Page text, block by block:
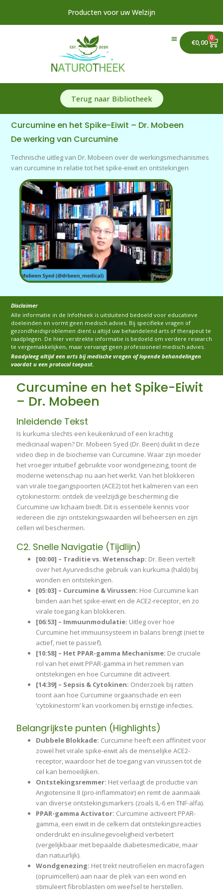
Producten voor uw Welzijn
€0,00
0
Terug naar Bibliotheek
Curcumine en het Spike-Eiwit – Dr. Mobeen
De werking van Curcumine
Technische uitleg van Dr. Mobeen over de werkingsmechanismes
van curcumine in relatie tot het spike-eiwit en ontstekingen
Disclaimer
Alle informatie in de Infotheek is uitsluitend bedoeld voor educatieve
doeleinden en vormt geen medisch advies. Bij specifieke vragen of
gezondheidsproblemen dient u altijd uw behandelend arts of therapeut te
raadplegen. De hier verstrekte informatie is bedoeld om verdere research
te vergemakkelijken, maar vervangt geen professioneel medisch advies.
Raadpleeg altijd een arts bij medische vragen of lopende behandelingen
voordat u een protocol toepast.
Curcumine en het Spike-Eiwit
– Dr. Mobeen
Inleidende Tekst
Is kurkuma slechts een keukenkruid of een krachtig
medicinaal wapen? Dr. Mobeen Syed (Dr. Been) duikt in deze
video diep in de biochemie van Curcumine. Waar zijn moeder
het vroeger intuïtief gebruikte voor wondgenezing, toont de
moderne wetenschap nu aan het werkt. Van het blokkeren
van virale toegangspoorten (ACE2) tot het kalmeren van een
cytokinestorm: ontdek de veelzijdige bescherming die
Curcumine uw lichaam biedt. Dit is essentiële kennis voor
iedereen die zijn ontstekingswaarden wil beheersen en zijn
cellen wil beschermen.
C2. Snelle Navigatie (Tijdlijn)
[00:00] – Traditie vs. Wetenschap: Dr. Been vertelt
over het Ayurvedische gebruik van kurkuma (haldi) bij
wonden en ontstekingen.
[05:03] – Curcumine & Virussen: Hoe Curcumine kan
binden aan het spike-eiwit en de ACE2-receptor, en zo
virale toegang kan blokkeren.
[06:53] – Immuunmodulatie: Uitleg over hoe
Curcumine het immuunsysteem in balans brengt (niet te
actief, niet te passief).
[10:58] – Het PPAR-gamma Mechanisme: De cruciale
rol van het eiwit PPAR-gamma in het remmen van
ontstekingen en hoe Curcumine dit activeert.
[14:39] – Sepsis & Cytokinen: Onderzoek bij ratten
toont aan hoe Curcumine orgaanschade en een
‘cytokinestorm’ kan voorkomen bij ernstige infecties.
Belangrijkste punten (Highlights)
Dubbele Blokkade: Curcumine heeft een affiniteit voor
zowel het virale spike-eiwit als de menselijke ACE2-
receptor, waardoor het de toegang van virussen tot de
cel kan bemoeilijken.
Ontstekingsremmer: Het verlaagt de productie van
Angiotensine II (pro-inflammatoir) en remt de aanmaak
van diverse ontstekingsmarkers (zoals IL-6 en TNF-alfa).
PPAR-gamma Activator: Curcumine activeert PPAR-
gamma, een eiwit in de celkern dat ontstekingsreacties
onderdrukt en insulinegevoeligheid verbetert
(vergelijkbaar met bepaalde diabetesmedicatie, maar
dan natuurlijk).
Wondgenezing: Het trekt neutrofielen en macrofagen
(opruimcellen) aan naar de plek van een wond en
stimuleert fibroblasten om weefsel te herstellen.